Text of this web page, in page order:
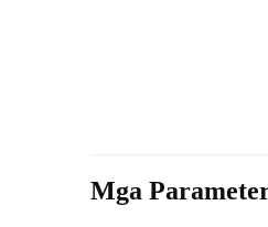
Mga